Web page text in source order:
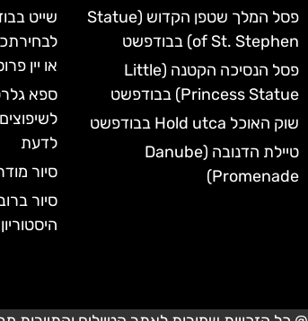
פסל המלך שטפן הקדוש (Statue
of St. Stephen) בבודפשט
פסל הנסיכה הקטנה (Little
Princess Statue) בבודפשט
שוק האוכל Hold utca בבודפשט
טיילת הדנובה (Danube
Promenade)
שייט
או יין
ספא
לדעת
סיור
סיור
היסטוריון